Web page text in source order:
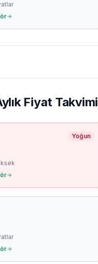
Fiyat Takvimi
Yoğun